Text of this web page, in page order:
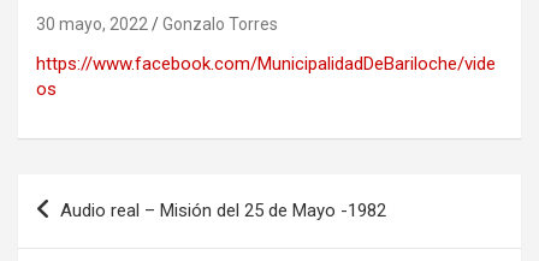
30 mayo, 2022 Gonzalo Torres
https://www.facebook.com/MunicipalidadDeBariloche/vide
os
Navegación
Audio real – Misión del 25 de Mayo -1982